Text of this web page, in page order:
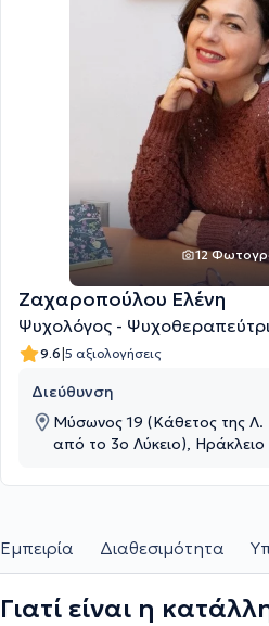
12
Ζαχαροπούλου Ελένη
Ψυχολόγος -
9.6|5 αξιολογήσεις
Διεύθυνση
Μύσωνος 19 (Κάθετος της Λ.
από το 3ο Λύκειο),
Εμπειρία Διαθεσιμότητα
Γιατί είναι η